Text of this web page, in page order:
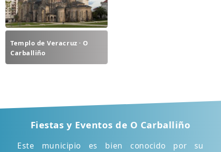
Templo de Veracruz · O
Carballiño
Fiestas y Eventos de O Carballiño
Este municipio es bien conocido por su